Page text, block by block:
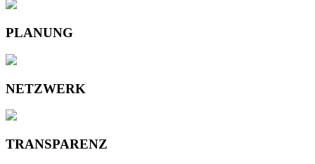
PLANUNG
NETZWERK
TRANSPARENZ